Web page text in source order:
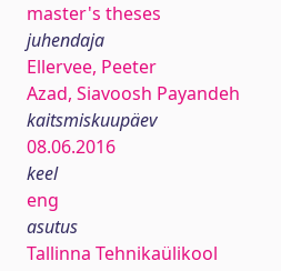
master's theses
juhendaja
Ellervee, Peeter
Azad, Siavoosh Payandeh
kaitsmiskuupäev
08.06.2016
keel
eng
asutus
Tallinna Tehnikaülikool